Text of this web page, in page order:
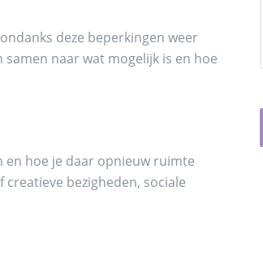
deze beperkingen weer
naar wat mogelijk is en hoe
en hoe je daar opnieuw ruimte
bezigheden, sociale